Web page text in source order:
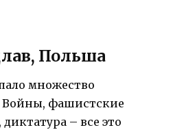
Польша
множество
Войны, фашистские
– все это